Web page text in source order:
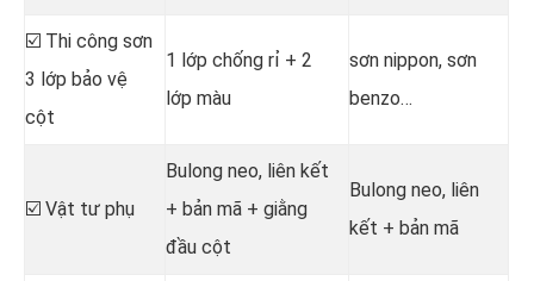
☑️ Thi công sơn
3 lớp bảo vệ
cột
1 lớp chống rỉ + 2
lớp màu
sơn nippon, sơn
benzo…
☑️ Vật tư phụ
Bulong neo, liên kết
+ bản mã + giằng
đầu cột
Bulong neo, liên
kết + bản mã